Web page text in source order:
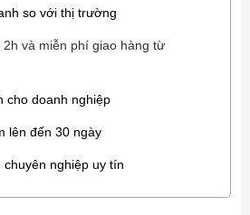
so với thị trường
và miễn phí giao hàng từ
cho doanh nghiệp
lên đến 30 ngày
chuyên nghiệp uy tín